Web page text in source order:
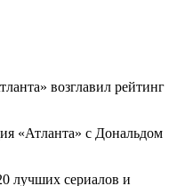
возглавил рейтинг
«Атланта» с Дональдом
лучших сериалов и